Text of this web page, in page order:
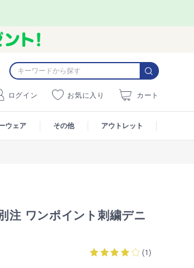
ログイン お気に入り カート
ウェア その他 アウトレット
注 ワンポイント刺繍デニ
(1)